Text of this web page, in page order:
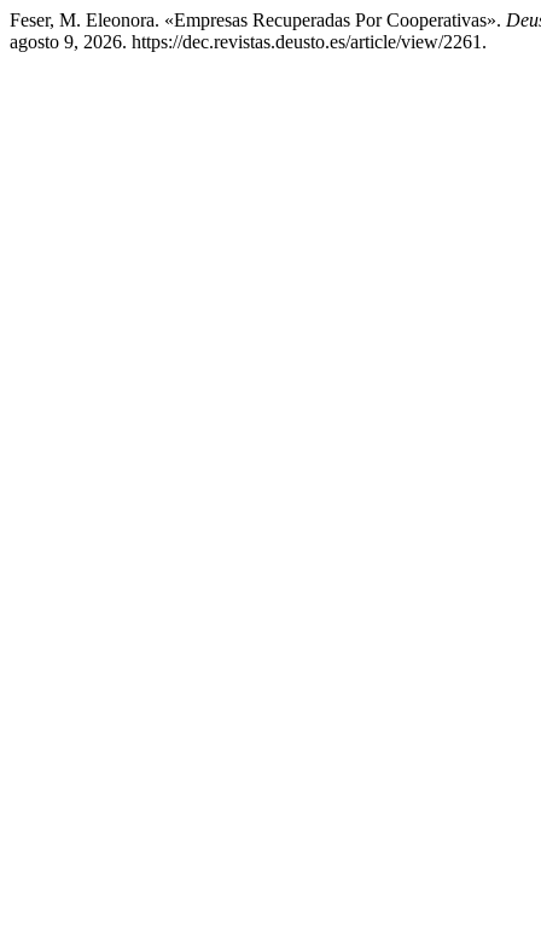
Feser, M. Eleonora. «Empresas Recuperadas Por Cooperativas».
agosto 9, 2026. https://dec.revistas.deusto.es/article/view/2261.